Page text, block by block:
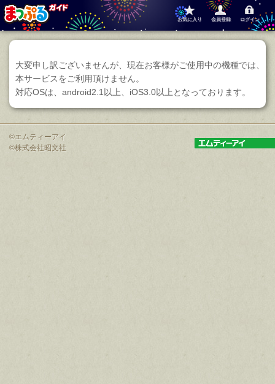
お気に入り 会員登録 ログイン
大変申し訳ございませんが、現在お客様がご使用中の機種では、
本サービスをご利用頂けません。
対応OSは、android2.1以上、iOS3.0以上となっております。
©エムティーアイ
©株式会社昭文社